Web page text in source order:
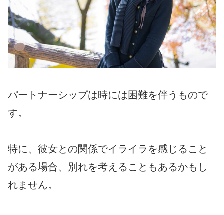
パートナーシップは時には困難を伴うもので
す。
特に、彼女との関係でイライラを感じること
がある場合、別れを考えることもあるかもし
れません。